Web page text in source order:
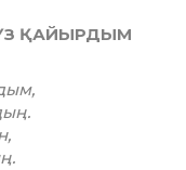
ҚАЙЫРДЫМ